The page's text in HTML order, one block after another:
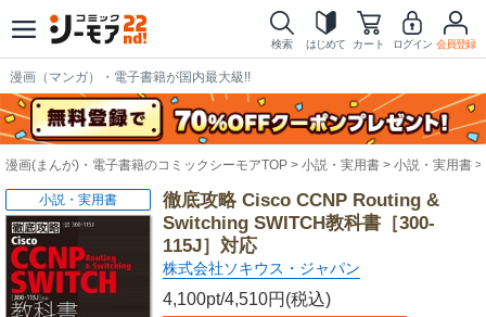
検索 はじめて カート ログイン 会員登録
漫画（マンガ）・電子書籍が国内最大級!!
漫画(まんが)・電子書籍のコミックシーモアTOP 小説・実用書 小説・実用書
徹底攻略 Cisco CCNP Routing &
Switching SWITCH教科書［300-
115J］対応
株式会社ソキウス・ジャパン
4,100pt/4,510円(税込)
小説・実用書